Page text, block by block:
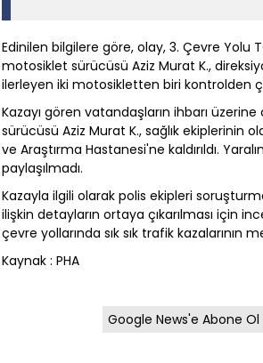
Edinilen bilgilere göre, olay, 3. Çevre Yolu
motosiklet sürücüsü Aziz Murat K.,
ilerleyen iki motosikletten biri kontrolden
Kazayı gören vatandaşların ihbarı
sürücüsü Aziz Murat K., sağlık ekiplerinin
ve Araştırma Hastanesi'ne kaldırıldı.
paylaşılmadı.
Kazayla ilgili olarak polis ekipleri
ilişkin detayların ortaya çıkarılması için
çevre yollarında sık sık trafik
Kaynak : PHA
Google News'e Abone Ol